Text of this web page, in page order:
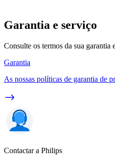
Garantia e serviço
Consulte os termos da sua
Garantia
As nossas políticas de garantia de
Contactar a Philips